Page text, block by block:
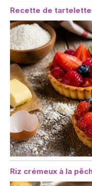
Recette de
Riz crémeux à la